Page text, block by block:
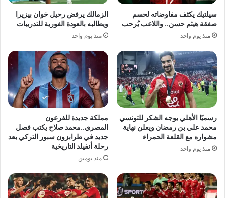
سيلتيك يكثف مفاوضاته لحسم
صفقة هيثم حسن.. واللاعب يُرحب
منذ يوم واحد
الزمالك يرفض رحيل خوان بيزيرا
ويطالبه بالعودة الفورية للتدريبات
منذ يوم واحد
رسميًا الأهلي يوجه الشكر للتونسي
محمد علي بن رمضان ويعلن نهاية
مشواره مع القلعة الحمراء
منذ يوم واحد
مملكة جديدة للفرعون
المصري..محمد صلاح يكتب فصل
جديد في طرابزون سبور التركي بعد
رحلة أنفيلد التاريخية
منذ يومين